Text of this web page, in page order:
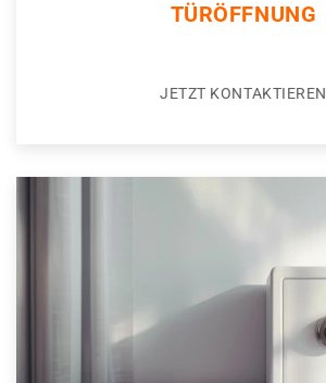
TÜRÖFFNUNG
JETZT KONTAKTIEREN